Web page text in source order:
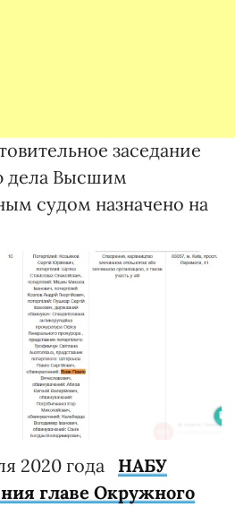
заседание
дела Высшим
судом назначено на
2020 года НАБУ
главе Окружного